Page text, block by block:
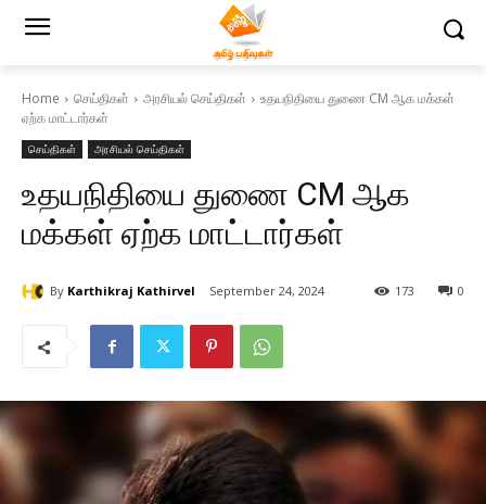
Home செய்திகள் அரசியல் செய்திகள்
உதயநிதியை துணை CM ஆக மக்கள்
ஏற்க மாட்டார்கள்
செய்திகள் அரசியல் செய்திகள்
உதயநிதியை துணை CM ஆக
மக்கள் ஏற்க மாட்டார்கள்
By Karthikraj Kathirvel September 24, 2024 0
173